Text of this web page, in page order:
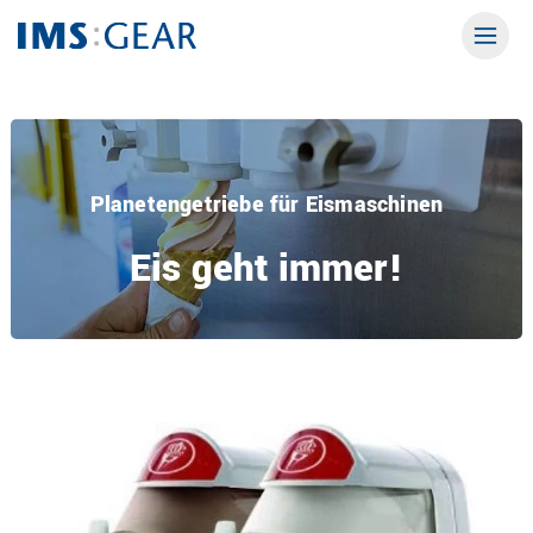
Planetengetriebe für Eismaschinen
Eis geht immer!